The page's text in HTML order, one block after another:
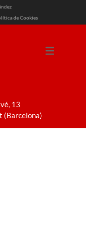
de Cookies
13
(Barcelona)